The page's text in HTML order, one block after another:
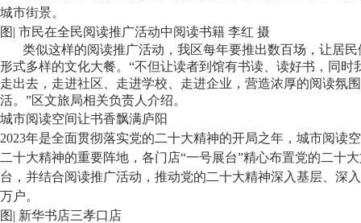
城市街景。
图| 市民在全民阅读推广活动中阅读书籍 李红 摄
类似这样的阅读推广活动，我区每年要推出数百场，让居民
形式多样的文化大餐。“不但让读者到馆有书读、读好书，同时
走出去，走进社区、走进学校、走进企业，营造浓厚的阅读氛
活。”区文旅局相关负责人介绍。
城市阅读空间让书香飘满庐阳
2023年是全面贯彻落实党的二十大精神的开局之年，城市阅读
二十大精神的重要阵地，各门店“一号展台”精心布置党的二十
台，并结合阅读推广活动，推动党的二十大精神深入基层、深
万户。
图| 新华书店三孝口店